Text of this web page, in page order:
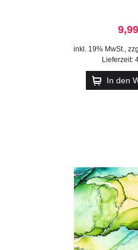
inkl. 19% MwSt.,
Lieferzeit:
In den